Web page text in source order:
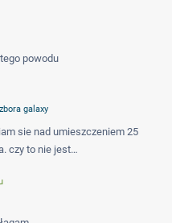
powodu
galaxy
sie nad umieszczeniem 25
czy to nie jest…